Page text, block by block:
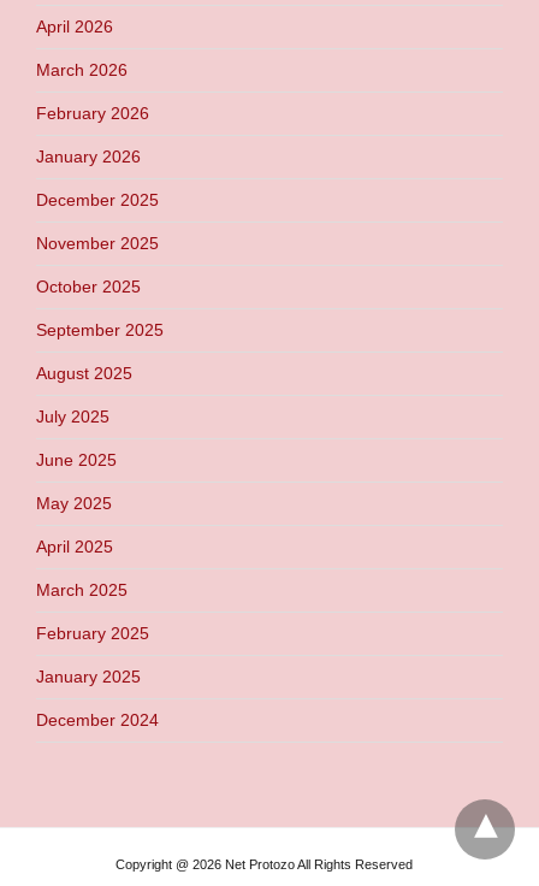
April 2026
March 2026
February 2026
January 2026
December 2025
November 2025
October 2025
September 2025
August 2025
July 2025
June 2025
May 2025
April 2025
March 2025
February 2025
January 2025
December 2024
Copyright @ 2026 Net Protozo All Rights Reserved